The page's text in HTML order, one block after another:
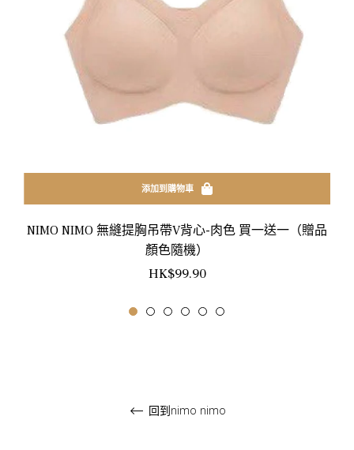
添加到購物車
NIMO NIMO 無縫提胸吊帶V背心-肉色 買一送一（贈品
顏色隨機）
正
價
HK$99.90
回到nimo nimo